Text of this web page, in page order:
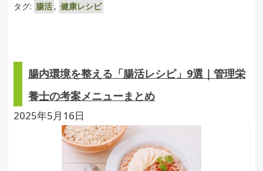
タグ: 腸活 , 健康レシピ
腸内環境を整える「腸活レシピ」9選｜管理栄
養士の考案メニューまとめ
2025年5月16日